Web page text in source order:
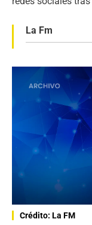
La Fm
Crédito: La FM